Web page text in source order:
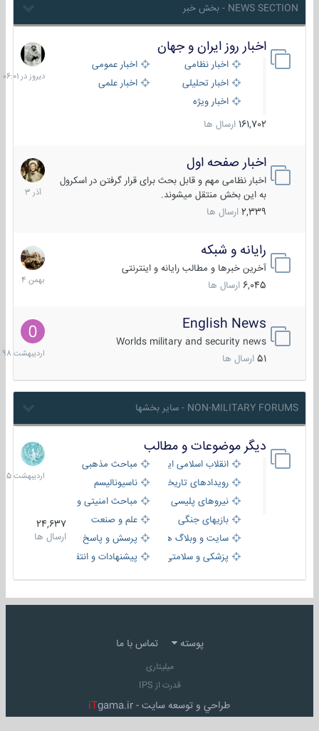
NEWS SECTION - بخش خبر
اخبار روز ایران و جهان
اخبار نظامی
اخبار عمومی
اخبار تحلیلی
اخبار علمی
اخبار ویژه
161,702 ارسال ها
دیروز
در
06:01
اخبار صفحه اول
اخبار نظامی مهم و قابل بحث برای قرار گرفتن در اسکرول
به این بخش منتقل میشوند.
2,339 ارسال ها
7
آذر
1403
رایانه و شبکه
آخرین خبرها و مطالب رایانه و اینترنتی
6,045 ارسال ها
30
بهمن
1404
English News
Worlds military and security news
51 ارسال ها
10
1398
NON-MILITARY FORUMS - سایر بخشها
دیگر موضوعات و مطالب
انقلاب اسلامی ایران
مباحث مذهبی
رویدادهای تاریخی و مذهبیناسیونالیسم
نیروهای پلیسی
مباحث امنیتی و اطلاعاتی
بازیهای جنگی
علم و صنعت
سایت و وبلاگ ها
پرسش و پاسخ
پزشکی و سلامتی
پیشنهادات و انتقادات
24,637
ارسال ها
8
1405
پوسته تماس با ما
میلیتاری
قدرت از IPS
طراحي و توسعه سايت - iTgama.ir